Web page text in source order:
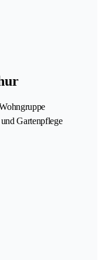
Gartenpflege